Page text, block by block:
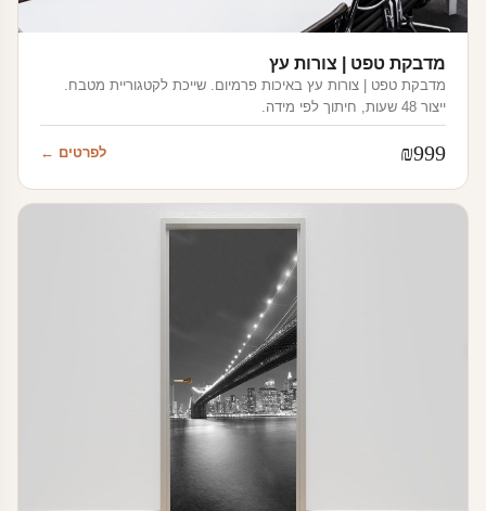
מדבקת טפט | צורות עץ
מדבקת טפט | צורות עץ באיכות פרמיום. שייכת לקטגוריית מטבח.
ייצור 48 שעות, חיתוך לפי מידה.
₪999 לפרטים ←